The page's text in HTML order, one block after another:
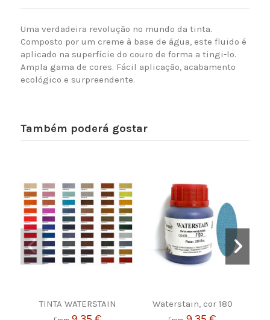
Uma verdadeira revolução no mundo da tinta.
Composto por um creme à base de água, este fluido é
aplicado na superfície do couro de forma a tingi-lo.
Ampla gama de cores. Fácil aplicação, acabamento
ecológico e surpreendente.
Também poderá gostar
TINTA WATERSTAIN Waterstain, cor 180